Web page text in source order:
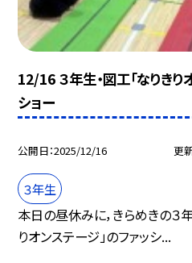
12/16 ３年生・図工「なりきり
ショー
公開日 2025/12/16 更
３年生
本日の昼休みに，きらめきの３
りオンステージ」のファッシ...